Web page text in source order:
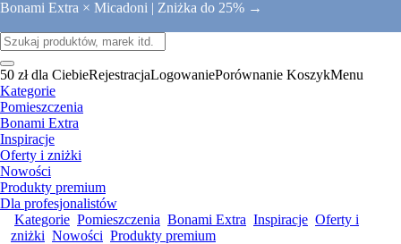
Bonami Extra × Micadoni | Zniżka do 25% →
50 zł dla CiebieRejestracjaLogowaniePorównanie KoszykMenu
Kategorie
Pomieszczenia
Bonami Extra
Inspiracje
Oferty i zniżki
Nowości
Produkty premium
Dla profesjonalistów
Kategorie Pomieszczenia Bonami Extra Inspiracje Oferty i
zniżki Nowości Produkty premium